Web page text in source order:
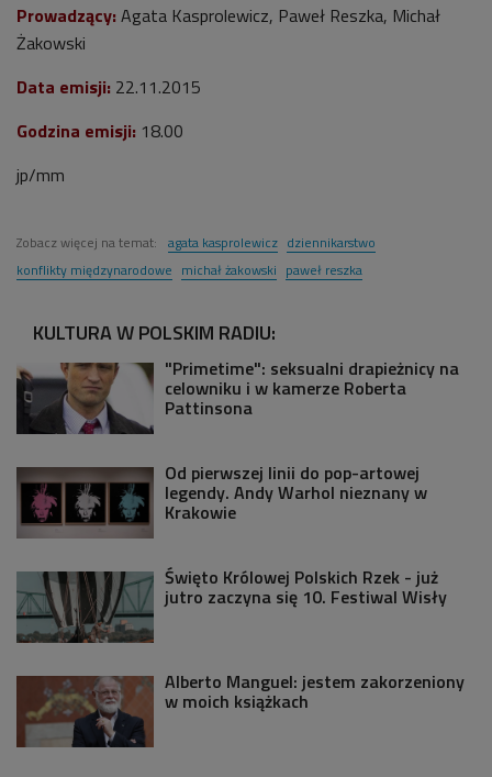
Prowadzący: Agata Kasprolewicz, Paweł Reszka, Michał
Żakowski
Data emisji: 22.11.2015
Godzina emisji: 18.00
jp/mm
Zobacz więcej na temat: agata kasprolewicz dziennikarstwo
konflikty międzynarodowe michał żakowski paweł reszka
KULTURA W POLSKIM RADIU:
"Primetime": seksualni drapieżnicy na
celowniku i w kamerze Roberta
Pattinsona
Od pierwszej linii do pop-artowej
legendy. Andy Warhol nieznany w
Krakowie
Święto Królowej Polskich Rzek - już
jutro zaczyna się 10. Festiwal Wisły
Alberto Manguel: jestem zakorzeniony
w moich książkach